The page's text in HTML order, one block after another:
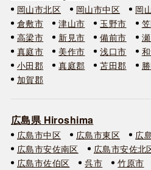
岡山市北区 岡山市中区 岡
倉敷市
津山市 玉野市
高梁市
新見市 備前市
真庭市
美作市 浅口市
小田郡
真庭郡 苫田郡
加賀郡
広島県 Hiroshima
広島市中区 広島市東区 広
広島市安佐南区
広島市安佐北
広島市佐伯区
呉市 竹原市